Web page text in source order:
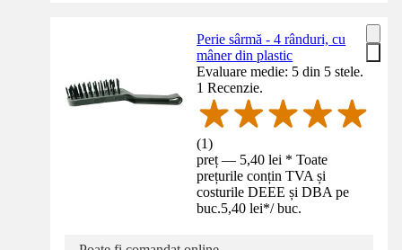
Perie sârmă - 4 rânduri, cu
mâner din plastic
Evaluare medie: 5 din 5 stele.
1 Recenzie.
(1)
preț — 5,40 lei * Toate
prețurile conțin TVA și
costurile DEEE și DBA pe
buc.5,40 lei*/ buc.